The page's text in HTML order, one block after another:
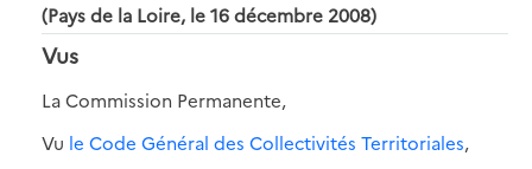
(Pays de la Loire, le 16 décembre 2008)
Vus
La Commission Permanente,
Vu le Code Général des Collectivités Territoriales,